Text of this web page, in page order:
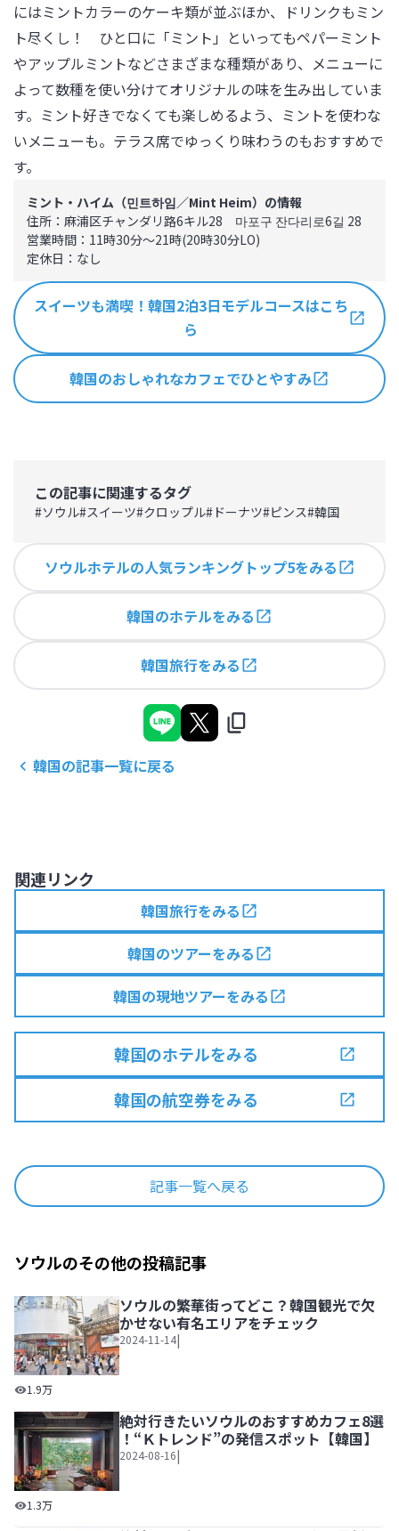
にはミントカラーのケーキ類が並ぶほか、ドリンクもミン
ト尽くし！　ひと口に「ミント」といってもペパーミント
やアップルミントなどさまざまな種類があり、メニューに
よって数種を使い分けてオリジナルの味を生み出していま
す。ミント好きでなくても楽しめるよう、ミントを使わな
いメニューも。テラス席でゆっくり味わうのもおすすめで
す。
ミント・ハイム（민트하임／Mint Heim）の情報
住所：麻浦区チャンダリ路6キル28　마포구 잔다리로6길 28
営業時間：11時30分～21時(20時30分LO)
定休日：なし
スイーツも満喫！韓国2泊3日モデルコースはこち
ら
韓国のおしゃれなカフェでひとやすみ
この記事に関連するタグ
#ソウル#スイーツ#クロップル# ドーナツ#ピンス#韓国
ソウルホテルの人気ランキングトップ5をみる
韓国のホテルをみる
韓国旅行をみる
韓国の記事一覧に戻る
関連リンク
韓国旅行をみる
韓国のツアーをみる
韓国の現地ツアーをみる
韓国のホテルをみる
韓国の航空券をみる
記事一覧へ戻る
ソウルのその他の投稿記事
ソウルの繁華街ってどこ？韓国観光で欠かせない有名エリ
1.9万
ソウルの繁華街ってどこ？韓国観光で欠
かせない有名エリアをチェック
2024-11-14|
絶対行きたいソウルのおすすめカフェ8選 ！“Ｋトレンド”
1.3万
絶対行きたいソウルのおすすめカフェ8選
！“Ｋトレンド”の発信スポット【韓国】
2024-08-16|